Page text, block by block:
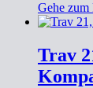
Gehe zum
Trav